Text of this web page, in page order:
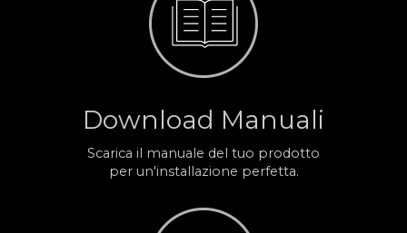
Download Manuali
Scarica il manuale del tuo prodotto
per un'installazione perfetta.